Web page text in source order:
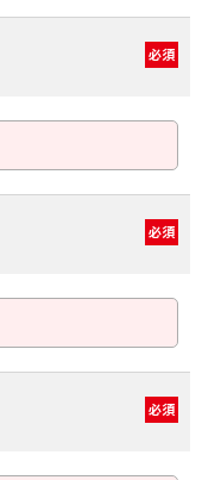
必須
必須
必須